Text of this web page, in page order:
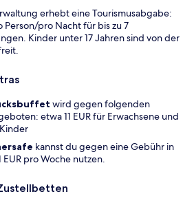
erhebt eine Tourismusabgabe:
Person/pro Nacht für bis zu 7
Kinder unter 17 Jahren sind von der
wird gegen folgenden
etwa 11 EUR für Erwachsene und
kannst du gegen eine Gebühr in
EUR pro Woche nutzen.